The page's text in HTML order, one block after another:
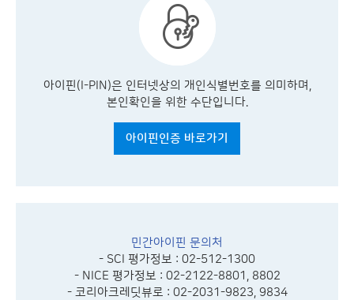
아이핀(I-PIN)은 인터넷상의 개인식별번호를 의미하며,
본인확인을 위한 수단입니다.
아이핀인증 바로가기
민간아이핀 문의처
- SCI 평가정보 : 02-512-1300
- NICE 평가정보 : 02-2122-8801, 8802
- 코리아크레딧뷰로 : 02-2031-9823, 9834